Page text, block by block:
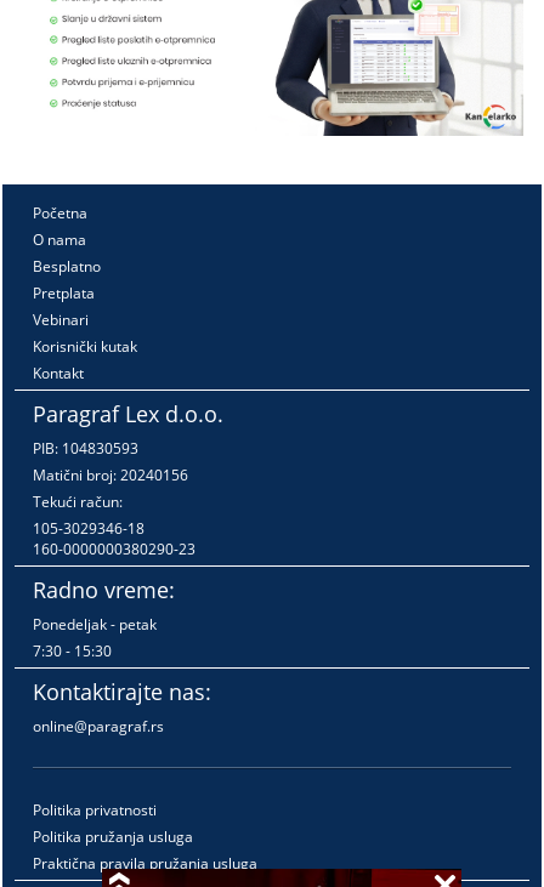
Početna
O nama
Besplatno
Pretplata
Vebinari
Korisnički kutak
Kontakt
Paragraf Lex d.o.o.
PIB: 104830593
Matični broj: 20240156
Tekući račun:
105-3029346-18
160-0000000380290-23
Radno vreme:
Ponedeljak - petak
7:30 - 15:30
Kontaktirajte nas:
online@paragraf.rs
Politika privatnosti
Politika pružanja usluga
Praktična pravila pružanja usluga